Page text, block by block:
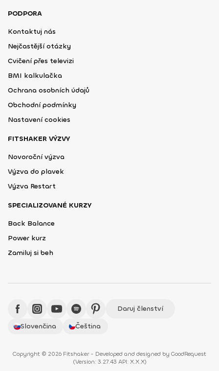
PODPORA
Kontaktuj nás
Nejčastější otázky
Cvičení přes televizi
BMI kalkulačka
Ochrana osobních údajů
Obchodní podmínky
Nastavení cookies
FITSHAKER VÝZVY
Novoroční výzva
Výzva do plavek
Výzva Restart
SPECIALIZOVANÉ KURZY
Back Balance
Power kurz
Zamiluj si beh
Daruj členství
Slovenčina
Čeština
Copyright © 2026 Fitshaker - Developed and designed by GoodRequest
(Version: 3.27.43 API: X.X.X)